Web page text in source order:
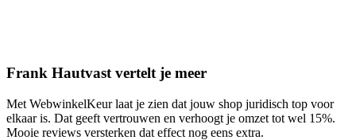
Frank Hautvast vertelt je meer
Met WebwinkelKeur laat je zien dat jouw shop juridisch top voor
elkaar is. Dat geeft vertrouwen en verhoogt je omzet tot wel 15%.
Mooie reviews versterken dat effect nog eens extra.